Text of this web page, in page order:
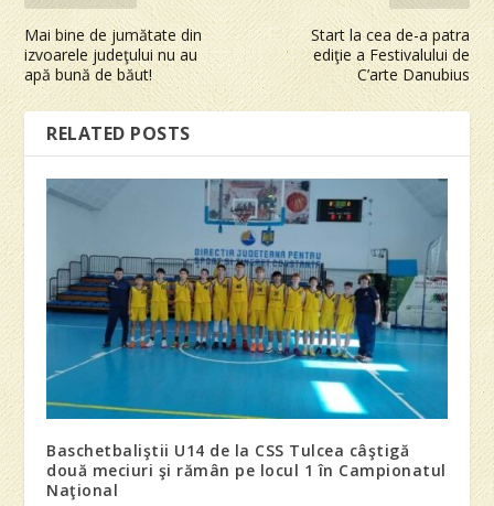
Mai bine de jumătate din
izvoarele judeţului nu au
apă bună de băut!
Start la cea de-a patra
ediţie a Festivalului de
C’arte Danubius
RELATED POSTS
Baschetbaliştii U14 de la CSS Tulcea câştigă
două meciuri şi rămân pe locul 1 în Campionatul
Naţional